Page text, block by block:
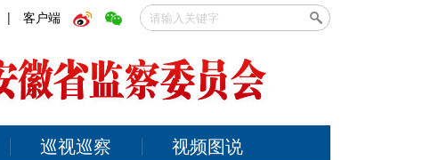
| 客户端
巡视巡察 视频图说